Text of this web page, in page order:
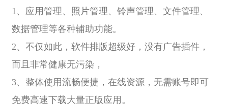
1、应用管理、照片管理、铃声管理、文件管理、
数据管理等各种辅助功能。
2、不仅如此，软件排版超级好，没有广告插件，
而且非常健康无污染，
3、整体使用流畅便捷，在线资源，无需账号即可
免费高速下载大量正版应用。